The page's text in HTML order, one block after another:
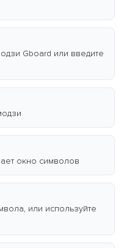
Gboard или введите
окно символов
или используйте